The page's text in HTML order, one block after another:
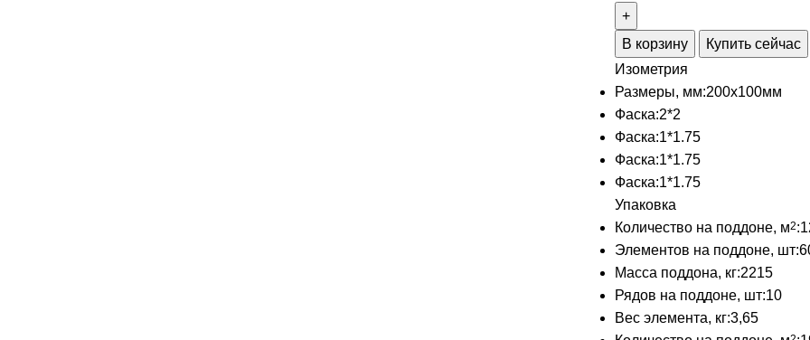
В корзину
Купить сейчас
Изометрия
Размеры, мм:200х100мм
Фаска:2*2
Фаска:1*1.75
Фаска:1*1.75
Фаска:1*1.75
Упаковка
Количество на поддоне, м2:
Элементов на поддоне, шт:
Масса поддона, кг:2215
Рядов на поддоне, шт:10
Вес элемента, кг:3,65